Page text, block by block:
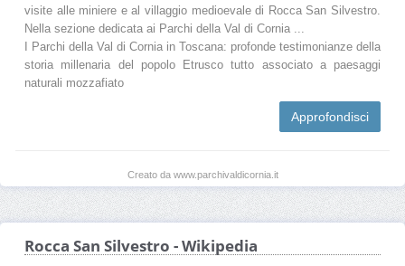
visite alle miniere e al villaggio medioevale di Rocca San Silvestro.
Nella sezione dedicata ai Parchi della Val di Cornia ...
I Parchi della Val di Cornia in Toscana: profonde testimonianze della
storia millenaria del popolo Etrusco tutto associato a paesaggi
naturali mozzafiato
Approfondisci
Creato da www.parchivaldicornia.it
Rocca San Silvestro - Wikipedia